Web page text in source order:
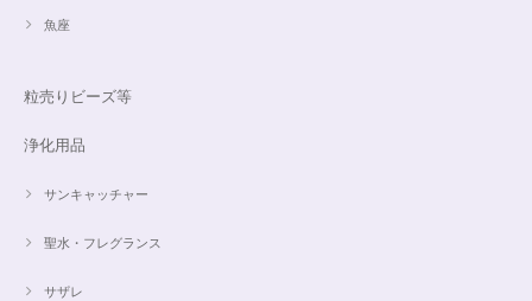
魚座
粒売りビーズ等
浄化用品
サンキャッチャー
聖水・フレグランス
サザレ